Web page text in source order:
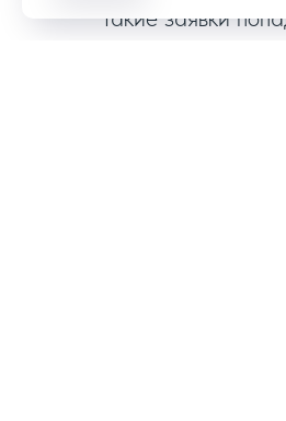
Такие заявки